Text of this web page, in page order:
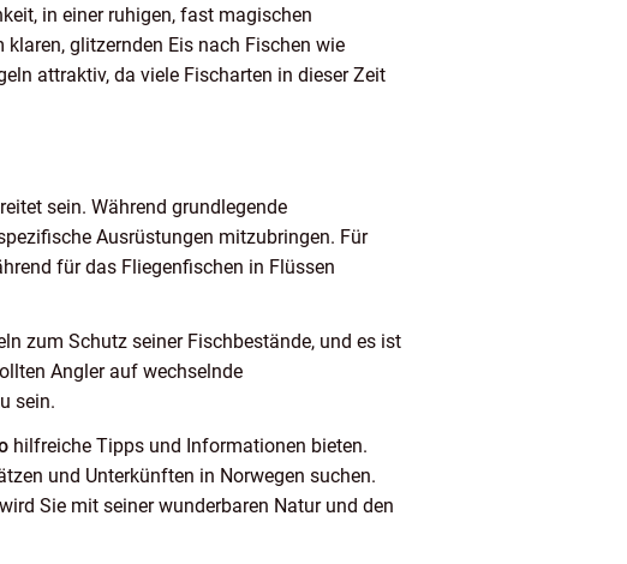
in einer ruhigen, fast magischen
glitzernden Eis nach Fischen wie
attraktiv, da viele Fischarten in dieser Zeit
sein. Während grundlegende
Ausrüstungen mitzubringen. Für
für das Fliegenfischen in Flüssen
zum Schutz seiner Fischbestände, und es ist
Angler auf wechselnde
sein.
hilfreiche Tipps und Informationen bieten.
und Unterkünften in Norwegen suchen.
Sie mit seiner wunderbaren Natur und den